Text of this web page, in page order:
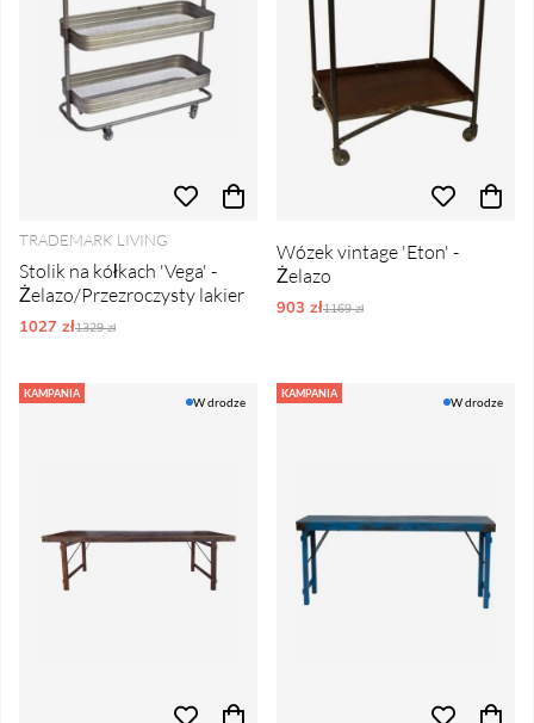
TRADEMARK LIVING
Stolik na kółkach 'Vega' -
Żelazo/Przezroczysty lakier
1027 złOrdynarne ceny:
1329 zł
Wózek vintage 'Eton' -
Żelazo
903 złOrdynarne ceny:
1169 zł
KAMPANIA
W drodze
KAMPANIA
W drodze